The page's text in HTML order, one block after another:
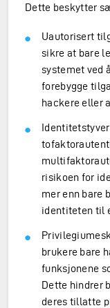
Dette beskytter
Uautorisert
sikre at bare
systemet ved
forebygge
hackere eller
risikoen for
mer enn bare
identiteten til
brukere bare
funksjonene
Dette hindrer
deres tillatte